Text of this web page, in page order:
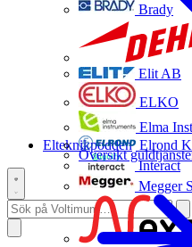
Brady
Elit AB
ELKO
Elma
Elrond
Interact
Megger
Översikt
Elteknikpodden